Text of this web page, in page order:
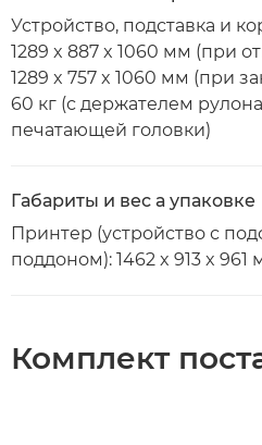
Устройство, подставка и
1289 x 887 x 1060 мм (при
1289 x 757 x 1060 мм (при
60 кг (с держателем
печатающей головки)
Габариты и вес а упаковке
Принтер (устройство с
поддоном): 1462 x 913 x 961
Комплект